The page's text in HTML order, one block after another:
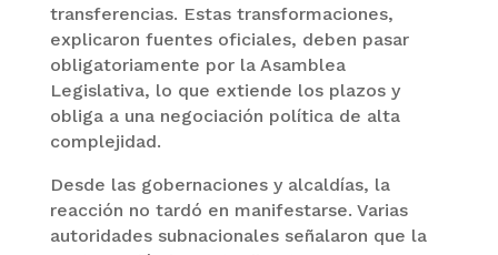
transferencias. Estas transformaciones,
explicaron fuentes oficiales, deben pasar
obligatoriamente por la Asamblea
Legislativa, lo que extiende los plazos y
obliga a una negociación política de alta
complejidad.
Desde las gobernaciones y alcaldías, la
reacción no tardó en manifestarse. Varias
autoridades subnacionales señalaron que la